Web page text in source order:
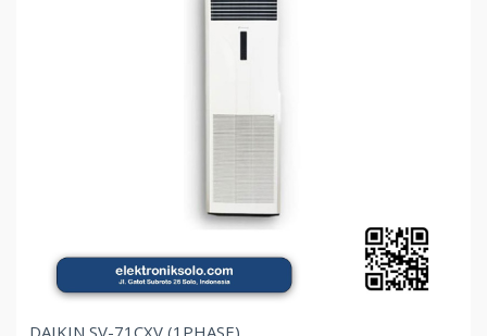
DAIKIN SV-71CXV (1PHASE)